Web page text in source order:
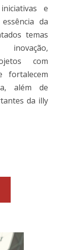
e
da
temas
inovação,
com
fortalecem
além de
da illy